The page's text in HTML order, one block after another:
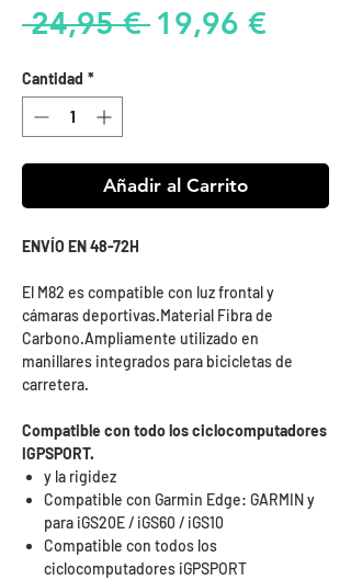
24,95 € Precio
19,96 €Precio
Cantidad *
Añadir al Carrito
ENVÍO EN 48-72H
El M82 es compatible con luz frontal y
cámaras deportivas.Material Fibra de
Carbono.Ampliamente utilizado en
manillares integrados para bicicletas de
carretera.
Compatible con todo los ciclocomputadores
IGPSPORT​.
y la rigidez
Compatible con Garmin Edge: GARMIN y
para iGS20E / iGS60 / iGS10
Compatible con todos los
ciclocomputadores iGPSPORT